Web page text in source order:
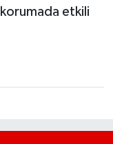
korumada etkili